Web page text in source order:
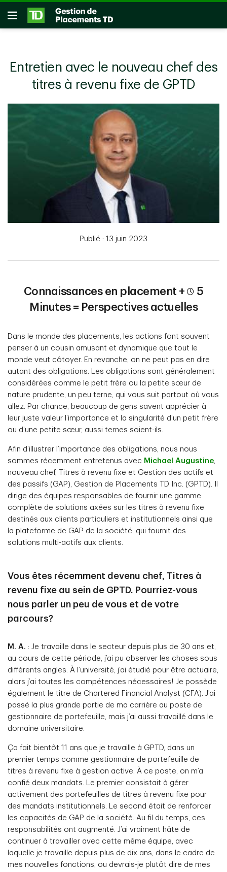
Passer au contenu principal
Ouvrir
Entretien avec le nouveau chef des
titres à revenu fixe de GPTD
Publié : 13 juin 2023
Connaissances en placement +
5
Minutes = Perspectives actuelles
Dans le monde des placements, les actions font souvent
penser à un cousin amusant et dynamique que tout le
monde veut côtoyer. En revanche, on ne peut pas en dire
autant des obligations. Les obligations sont généralement
considérées comme le petit frère ou la petite sœur de
nature prudente, un peu terne, qui vous suit partout où vous
allez. Par chance, beaucoup de gens savent apprécier à
leur juste valeur l’importance et la singularité d’un petit frère
ou d’une petite sœur, aussi ternes soient-ils.
Afin d’illustrer l’importance des obligations, nous nous
sommes récemment entretenus avec Michael Augustine,
nouveau chef, Titres à revenu fixe et Gestion des actifs et
des passifs (GAP), Gestion de Placements TD Inc. (GPTD). Il
dirige des équipes responsables de fournir une gamme
complète de solutions axées sur les titres à revenu fixe
destinés aux clients particuliers et institutionnels ainsi que
la plateforme de GAP de la société, qui fournit des
solutions multi-actifs aux clients.
Vous êtes récemment devenu chef, Titres à
revenu fixe au sein de GPTD. Pourriez-vous
nous parler un peu de vous et de votre
parcours?
M. A. : Je travaille dans le secteur depuis plus de 30 ans et,
au cours de cette période, j’ai pu observer les choses sous
différents angles. À l’université, j’ai étudié pour être actuaire,
alors j’ai toutes les compétences nécessaires! Je possède
également le titre de Chartered Financial Analyst (CFA). J’ai
passé la plus grande partie de ma carrière au poste de
gestionnaire de portefeuille, mais j’ai aussi travaillé dans le
domaine universitaire.
Ça fait bientôt 11 ans que je travaille à GPTD, dans un
premier temps comme gestionnaire de portefeuille de
titres à revenu fixe à gestion active. À ce poste, on m’a
confié deux mandats. Le premier consistait à gérer
activement des portefeuilles de titres à revenu fixe pour
des mandats institutionnels. Le second était de renforcer
les capacités de GAP de la société. Au fil du temps, ces
responsabilités ont augmenté. J’ai vraiment hâte de
continuer à travailler avec cette même équipe, avec
laquelle je travaille depuis plus de dix ans, dans le cadre de
mes nouvelles fonctions, ou devrais-je plutôt dire de mes